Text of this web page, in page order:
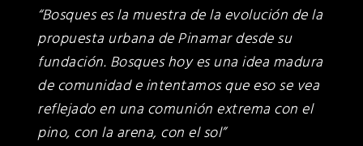
“Bosques es la muestra de la evolución de la
propuesta urbana de Pinamar desde su
fundación. Bosques hoy es una idea madura
de comunidad e intentamos que eso se vea
reflejado en una comunión extrema con el
pino, con la arena, con el sol”